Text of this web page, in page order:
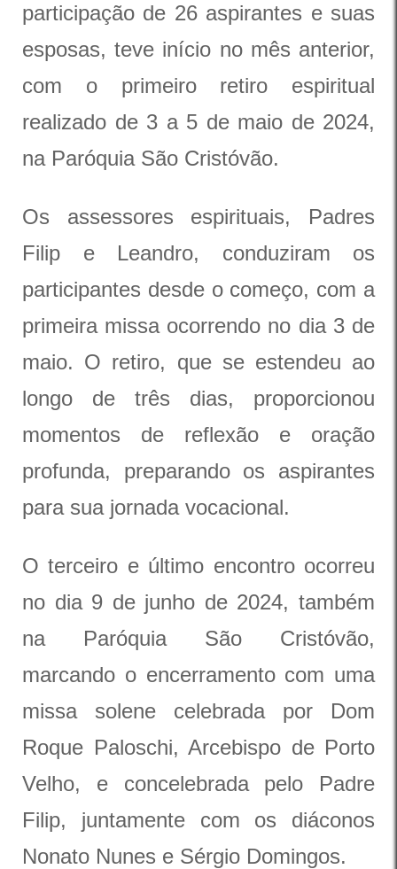
participação de 26 aspirantes e suas
esposas, teve início no mês anterior,
com o primeiro retiro espiritual
realizado de 3 a 5 de maio de 2024,
na Paróquia São Cristóvão.
Os assessores espirituais, Padres
Filip e Leandro, conduziram os
participantes desde o começo, com a
primeira missa ocorrendo no dia 3 de
maio. O retiro, que se estendeu ao
longo de três dias, proporcionou
momentos de reflexão e oração
profunda, preparando os aspirantes
para sua jornada vocacional.
O terceiro e último encontro ocorreu
no dia 9 de junho de 2024, também
na Paróquia São Cristóvão,
marcando o encerramento com uma
missa solene celebrada por Dom
Roque Paloschi, Arcebispo de Porto
Velho, e concelebrada pelo Padre
Filip, juntamente com os diáconos
Nonato Nunes e Sérgio Domingos.